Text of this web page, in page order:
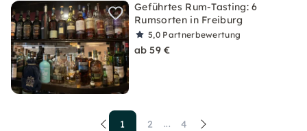
Geführtes Rum-Tasting: 6
Rumsorten in Freiburg
5,0 Partnerbewertung
ab 59 €
1 2 ... 4